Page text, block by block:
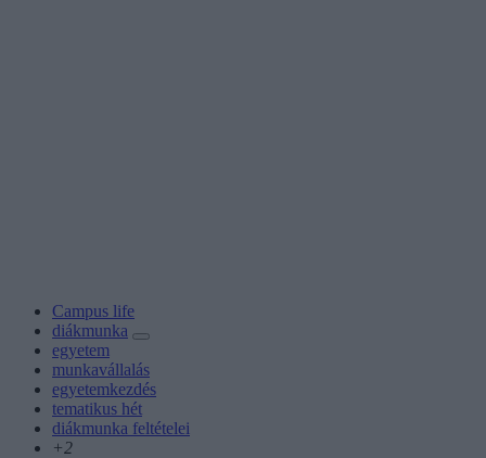
Campus life
diákmunka
egyetem
munkavállalás
egyetemkezdés
tematikus hét
diákmunka feltételei
+2